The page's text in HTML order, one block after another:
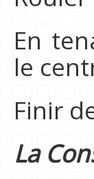
En
le
Finir
La